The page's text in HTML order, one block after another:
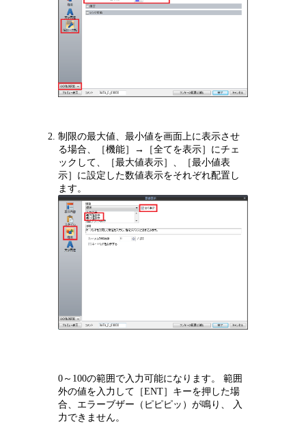
制限の最大値、最小値を画面上に表示させ
る場合、［機能］→［全てを表示］にチェ
ックして、［最大値表示］、［最小値表
示］に設定した数値表示をそれぞれ配置し
ます。
0～100の範囲で入力可能になります。 範囲
外の値を入力して［ENT］キーを押した場
合、エラーブザー（ピピピッ）が鳴り、 入
力できません。